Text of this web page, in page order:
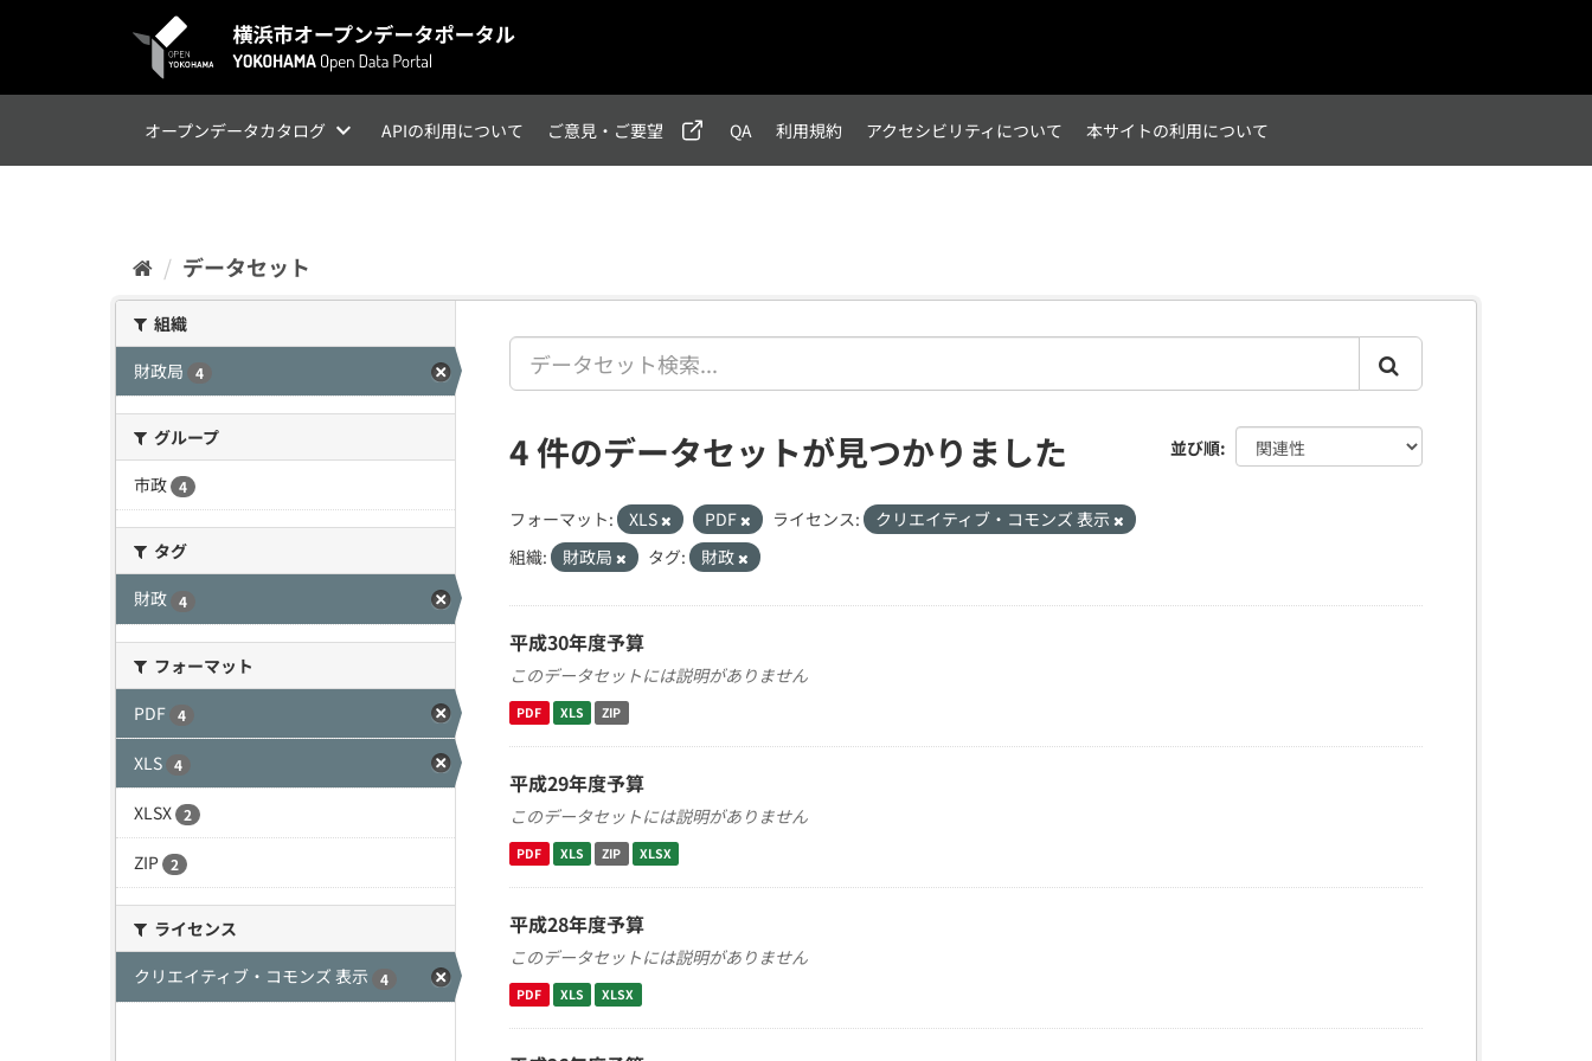
オープンデータカタログ APIの利用について ご意見・ご要望 QA 利用規約 アクセシビリティについて 本サイトの利用について
データセット
組織
財政局
4
グループ
市政 4
タグ
財政 4
フォーマット
PDF 4
XLS 4
XLSX 2
ZIP 2
ライセンス
クリエイティブ・コモンズ 表示
4
並び順
4 件のデータセットが見つかりました
フォーマット: XLS PDF ライセンス:
クリエイティブ・コモンズ 表示
組織:
財政局 タグ: 財政
平成30年度予算
このデータセットには説明がありません
PDF XLS ZIP
平成29年度予算
このデータセットには説明がありません
PDF XLS ZIP XLSX
平成28年度予算
このデータセットには説明がありません
PDF XLS XLSX